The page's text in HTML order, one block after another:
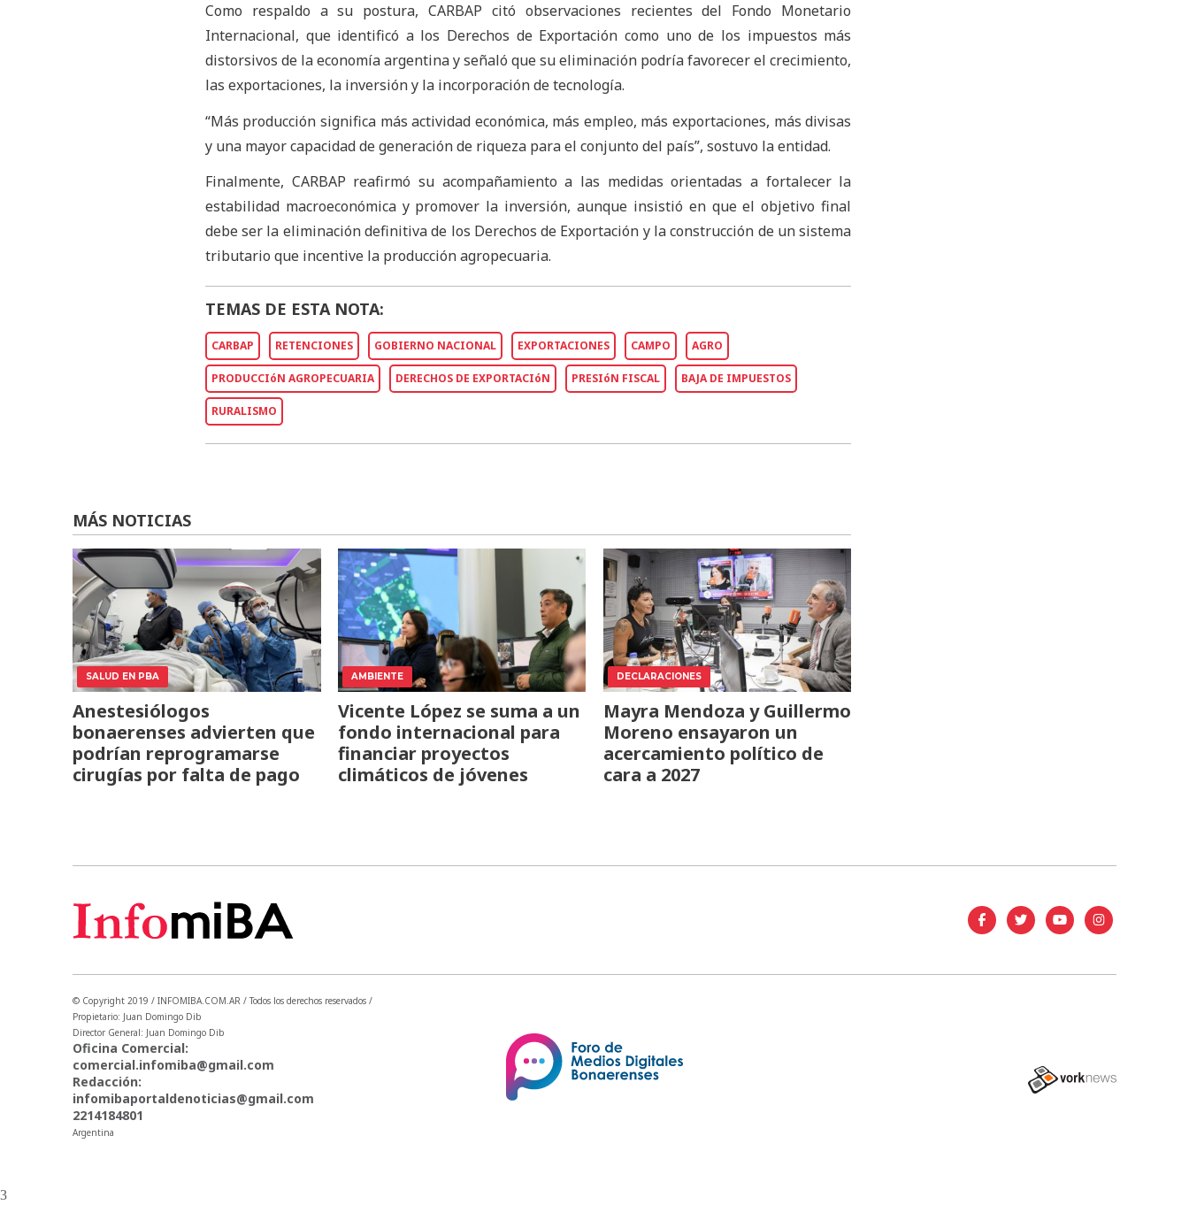
Como respaldo a su postura, CARBAP citó observaciones recientes del Fondo Monetario
Internacional, que identificó a los Derechos de Exportación como uno de los impuestos más
distorsivos de la economía argentina y señaló que su eliminación podría favorecer el crecimiento,
las exportaciones, la inversión y la incorporación de tecnología.
“Más producción significa más actividad económica, más empleo, más exportaciones, más divisas
y una mayor capacidad de generación de riqueza para el conjunto del país”, sostuvo la entidad.
Finalmente, CARBAP reafirmó su acompañamiento a las medidas orientadas a fortalecer la
estabilidad macroeconómica y promover la inversión, aunque insistió en que el objetivo final
debe ser la eliminación definitiva de los Derechos de Exportación y la construcción de un sistema
tributario que incentive la producción agropecuaria.
TEMAS DE ESTA NOTA:
CARBAP RETENCIONES GOBIERNO NACIONAL EXPORTACIONES CAMPO AGRO
PRODUCCIóN AGROPECUARIA DERECHOS DE EXPORTACIóN PRESIóN FISCAL BAJA DE IMPUESTOS
RURALISMO
MÁS NOTICIAS
SALUD EN PBA
Anestesiólogos
bonaerenses advierten que
podrían reprogramarse
cirugías por falta de pago
AMBIENTE
Vicente López se suma a un
fondo internacional para
financiar proyectos
climáticos de jóvenes
DECLARACIONES
Mayra Mendoza y Guillermo
Moreno ensayaron un
acercamiento político de
cara a 2027
© Copyright 2019 / INFOMIBA.COM.AR / Todos los derechos reservados /
Propietario: Juan Domingo Dib
Director General: Juan Domingo Dib
Oficina Comercial:
comercial.infomiba@gmail.com
Redacción:
infomibaportaldenoticias@gmail.com
2214184801
Argentina
3